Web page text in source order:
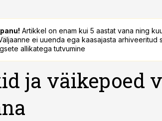
Artikkel on enam kui 5 aastat vana ning
ei uuenda ega kaasajasta arhiveeritud
allikatega tutvumine
ja väikepoed